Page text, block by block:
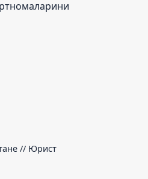
// Юрист